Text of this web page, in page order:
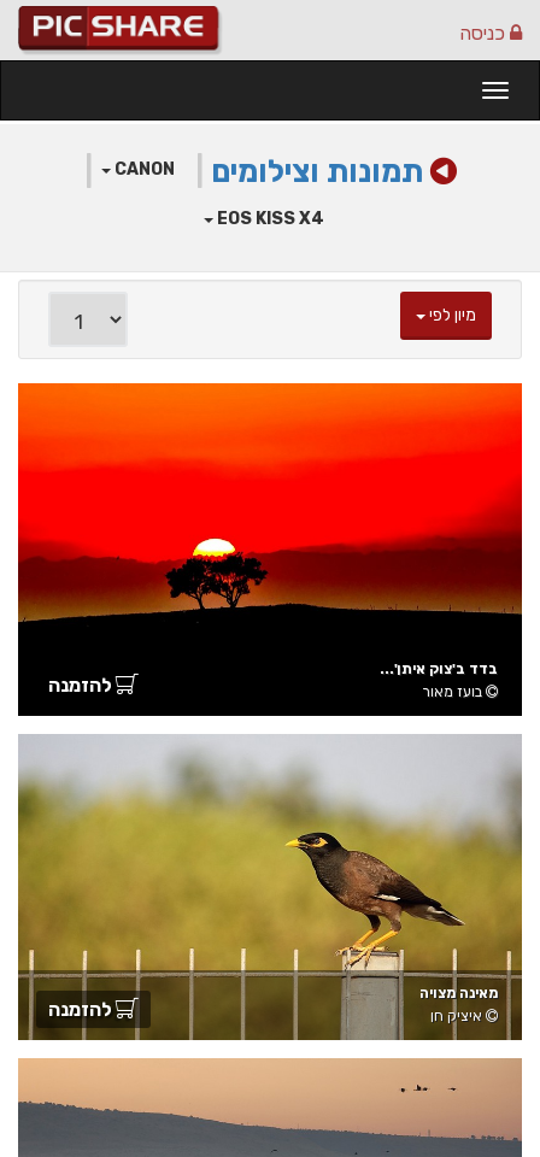
כניסה
תמונות וצילומים CANON
EOS KISS X4
מיון לפי
בדד ב'צוק איתן'...
בועז מאור
להזמנה
מאינה מצויה
איציק חן
להזמנה